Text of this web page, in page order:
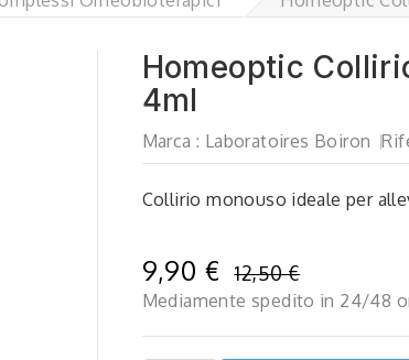
Homeoptic
4ml
Marca : Laboratoires Boiron
Collirio monouso ideale per
9,90 € 12,50 €
Mediamente spedito in 24/48